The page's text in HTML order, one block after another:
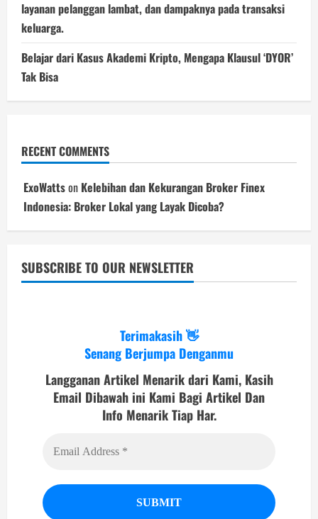
layanan pelanggan lambat, dan dampaknya pada transaksi
keluarga.
Belajar dari Kasus Akademi Kripto, Mengapa Klausul ‘DYOR’
Tak Bisa
RECENT COMMENTS
ExoWattson Kelebihan dan Kekurangan Broker Finex
Indonesia: Broker Lokal yang Layak Dicoba?
SUBSCRIBE TO OUR NEWSLETTER
Terimakasih 👋
Senang Berjumpa Denganmu
Langganan Artikel Menarik dari Kami, Kasih
Email Dibawah ini Kami Bagi Artikel Dan
Info Menarik Tiap Har.